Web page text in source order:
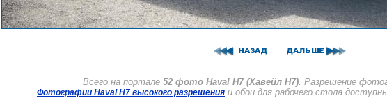
Всего на портале 52 фото Haval H7 (Хавейл Н7). Разрешение
Фотографии Haval H7 высокого разрешения и обои для рабочего стола